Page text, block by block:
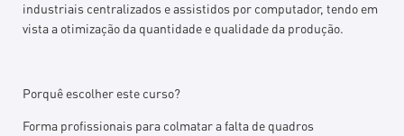
industriais centralizados e assistidos por computador, tendo em
vista a otimização da quantidade e qualidade da produção.
Porquê escolher este curso?
Forma profissionais para colmatar a falta de quadros